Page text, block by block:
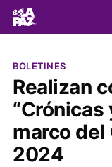
BOLETINES
Realizan
“Crónicas
marco del
2024